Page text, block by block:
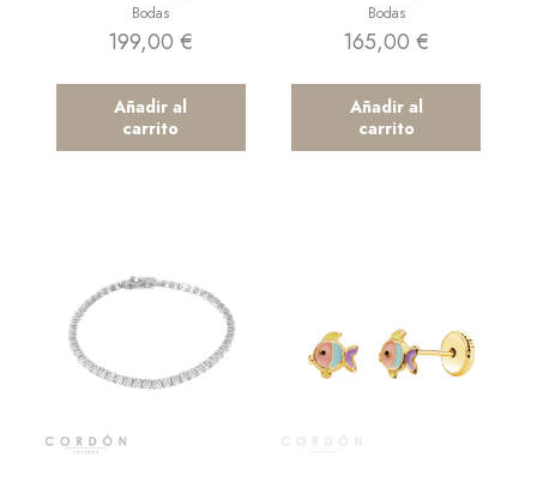
Bodas
199,00€
Añadir al
carrito
Bodas
165,00€
Añadir al
carrito